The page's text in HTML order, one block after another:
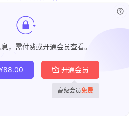
，需付费或开通会员查看。
¥88.00 开通会员
高级会员免费